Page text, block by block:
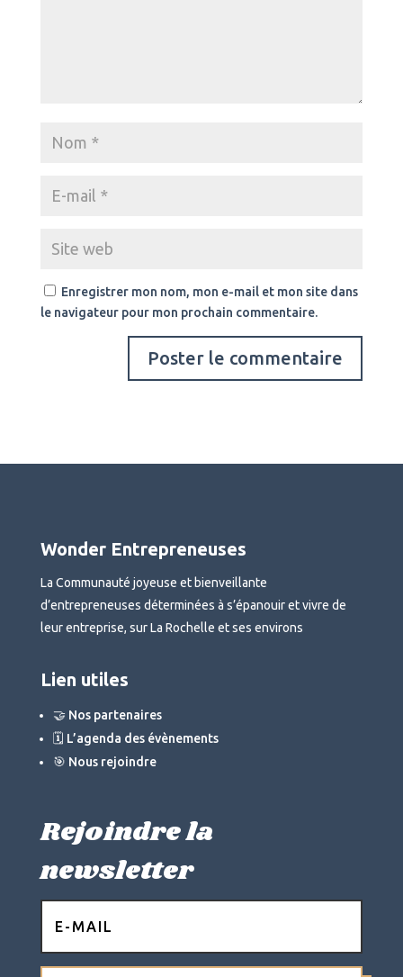
Enregistrer mon nom, mon e-mail et mon site dans
le navigateur pour mon prochain commentaire.
Wonder Entrepreneuses
La Communauté joyeuse et bienveillante
d’entrepreneuses déterminées à s’épanouir et vivre de
leur entreprise, sur La Rochelle et ses environs
Lien utiles
🤝 Nos partenaires
🗓 L’agenda des évènements
🎯 Nous rejoindre
Rejoindre la
newsletter